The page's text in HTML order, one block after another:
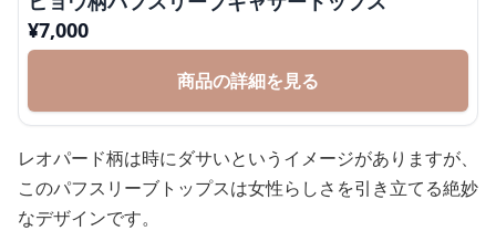
¥7,000
商品の詳細を見る
レオパード柄は時にダサいというイメージがありますが、
このパフスリーブトップスは女性らしさを引き立てる絶妙
なデザインです。